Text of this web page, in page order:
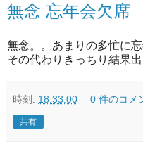
無念 忘年会欠席
無念。。あまりの多忙に忘
その代わりきっちり結果出
時刻: 18:33:00 0 件のコメ
共有